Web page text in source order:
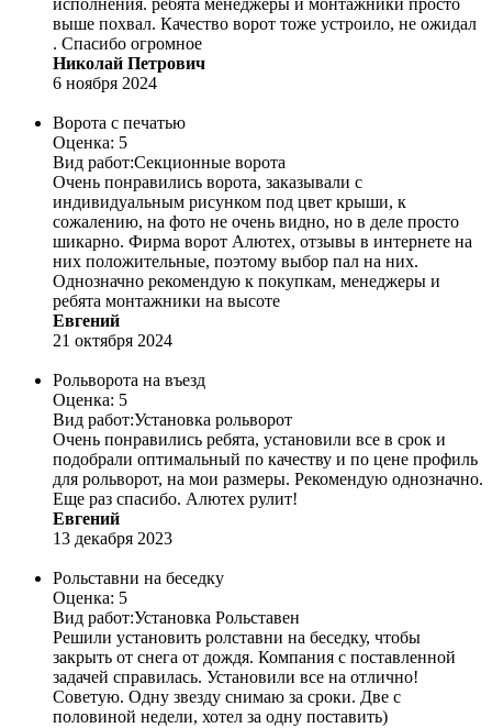
выше похвал. Качество ворот тоже устроило, не ожидал
. Спасибо огромное
Николай Петрович
6 ноября 2024
Ворота с печатью
Оценка: 5
Вид работ:Секционные ворота
Очень понравились ворота, заказывали с
индивидуальным рисунком под цвет крыши, к
сожалению, на фото не очень видно, но в деле просто
шикарно. Фирма ворот Алютех, отзывы в интернете на
них положительные, поэтому выбор пал на них.
Однозначно рекомендую к покупкам, менеджеры и
ребята монтажники на высоте
Евгений
21 октября 2024
Рольворота на въезд
Оценка: 5
Вид работ:Установка рольворот
Очень понравились ребята, установили все в срок и
подобрали оптимальный по качеству и по цене профиль
для рольворот, на мои размеры. Рекомендую однозначно.
Еще раз спасибо. Алютех рулит!
Евгений
13 декабря 2023
Рольставни на беседку
Оценка: 5
Вид работ:Установка Рольставен
Решили установить ролставни на беседку, чтобы
закрыть от снега от дождя. Компания с поставленной
задачей справилась. Установили все на отлично!
Советую. Одну звезду снимаю за сроки. Две с
половиной недели, хотел за одну поставить)